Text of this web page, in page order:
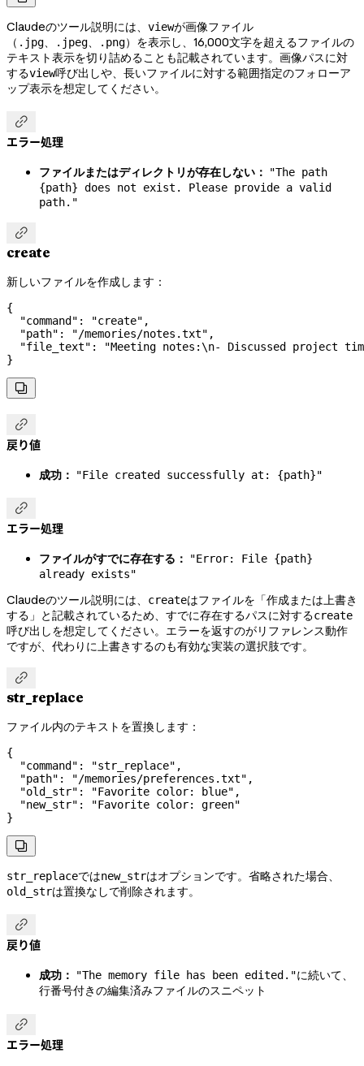
Claudeのツール説明には、 viewが画像ファイル
（ .jpg、 .jpeg、 .png）を表示し、16,000文字を超えるファイルの
テキスト表示を切り詰めることも記載されています。画像パスに対
するview呼び出しや、長いファイルに対する範囲指定のフォローア
ップ表示を想定してください。

エラー処理
ファイルまたはディレクトリが存在しない：
"The path
{path} does not exist. Please provide a valid
path."

create
新しいファイルを作成します：
{
  "command"
: "create" ,
  "path"
: "/memories/notes.txt" ,
  "file_text"
: "Meeting notes:\n- Discussed project
}


戻り値
成功： "File created successfully at: {path}"

エラー処理
ファイルがすでに存在する：
"Error: File {path}
already exists"
Claudeのツール説明には、 createはファイルを「作成または上書き
する」と記載されているため、すでに存在するパスに対するcreate
呼び出しを想定してください。エラーを返すのがリファレンス動作
ですが、代わりに上書きするのも有効な実装の選択肢です。

str_replace
ファイル内のテキストを置換します：
{
  "command"
: "str_replace" ,
  "path"
: "/memories/preferences.txt" ,
  "old_str"
: "Favorite color: blue" ,
  "new_str"
:
"Favorite color: green"
}

str_replaceではnew_strはオプションです。省略された場合、
old_strは置換なしで削除されます。

戻り値
成功： "The memory file has been edited."に続いて、
行番号付きの編集済みファイルのスニペット

エラー処理